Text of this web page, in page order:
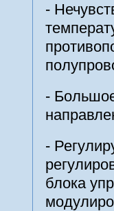
-
-
-
блока